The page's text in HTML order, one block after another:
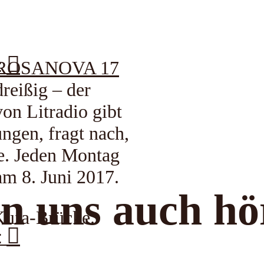
uns auch
17
– der
Litradio gibt
fragt nach,
Jeden Montag
8. Juni 2017.
Brücke.